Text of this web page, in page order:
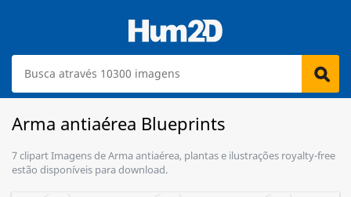
Arma antiaérea Blueprints
7 clipart Imagens de Arma antiaérea, plantas e ilustrações royalty-free
estão disponíveis para download.